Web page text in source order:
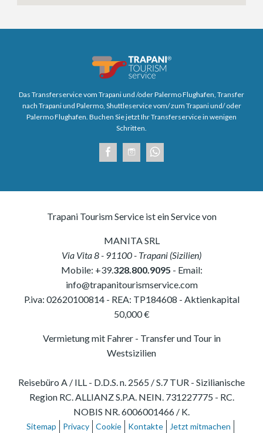
Das Transferservice vom Trapani und /oder Palermo Flughafen, Transfer
nach Trapani und Palermo, Shuttleservice vom/ zum Trapani und/ oder
Palermo Flughafen. Buchen Sie jetzt Ihr Transferservice in wenigen
Schritten.
Trapani Tourism Service ist ein Service von
MANITA SRL
Via Vita 8- 91100- Trapani (Sizilien)
Mobile: +39.328.800.9095 - Email:
info@trapanitourismservice.com
P.iva: 02620100814- REA: TP184608 - Aktienkapital
50,000 €
Vermietung mit Fahrer - Transfer und Tour in
Westsizilien
Reisebüro A / ILL - D.D.S. n. 2565 / S.7 TUR - Sizilianische
Region RC. ALLIANZ S.P.A. NEIN. 731227775 - RC.
NOBIS NR. 6006001466 / K.
Sitemap Privacy Cookie Kontakte Jetzt mitmachen